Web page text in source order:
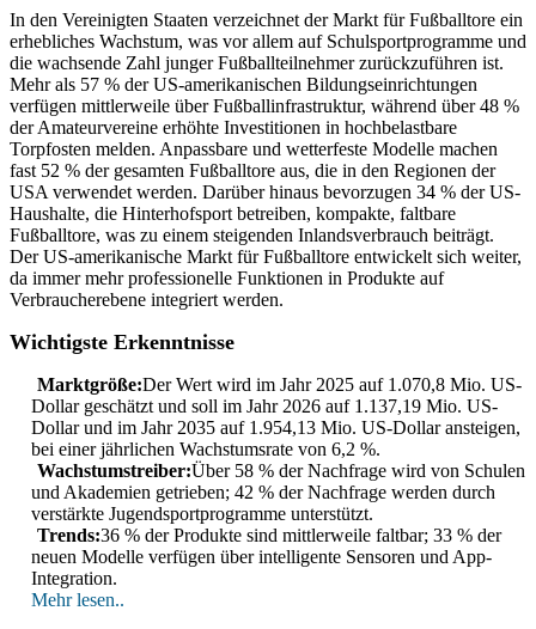
In den Vereinigten Staaten verzeichnet der Markt für Fußballtore ein
erhebliches Wachstum, was vor allem auf Schulsportprogramme und
die wachsende Zahl junger Fußballteilnehmer zurückzuführen ist.
Mehr als 57 % der US-amerikanischen Bildungseinrichtungen
verfügen mittlerweile über Fußballinfrastruktur, während über 48 %
der Amateurvereine erhöhte Investitionen in hochbelastbare
Torpfosten melden. Anpassbare und wetterfeste Modelle machen
fast 52 % der gesamten Fußballtore aus, die in den Regionen der
USA verwendet werden. Darüber hinaus bevorzugen 34 % der US-
Haushalte, die Hinterhofsport betreiben, kompakte, faltbare
Fußballtore, was zu einem steigenden Inlandsverbrauch beiträgt.
Der US-amerikanische Markt für Fußballtore entwickelt sich weiter,
da immer mehr professionelle Funktionen in Produkte auf
Verbraucherebene integriert werden.
Wichtigste Erkenntnisse
Marktgröße:Der Wert wird im Jahr 2025 auf 1.070,8 Mio. US-
Dollar geschätzt und soll im Jahr 2026 auf 1.137,19 Mio. US-
Dollar und im Jahr 2035 auf 1.954,13 Mio. US-Dollar ansteigen,
bei einer jährlichen Wachstumsrate von 6,2 %.
Wachstumstreiber:Über 58 % der Nachfrage wird von Schulen
und Akademien getrieben; 42 % der Nachfrage werden durch
verstärkte Jugendsportprogramme unterstützt.
Trends:36 % der Produkte sind mittlerweile faltbar; 33 % der
neuen Modelle verfügen über intelligente Sensoren und App-
Integration.
Mehr lesen..